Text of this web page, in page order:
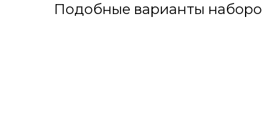
Подобные варианты